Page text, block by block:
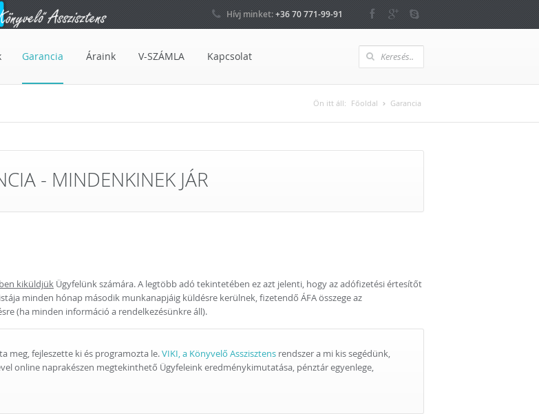
Hívj minket:+36 70 771-99-91
Garancia Áraink V-SZÁMLA Kapcsolat
Ön itt áll: Főoldal Garancia
- MINDENKINEK JÁR
kiküldjük Ügyfelünk számára. A legtöbb adó tekintetében ez azt jelenti, hogy az adófizetési értesítőt
minden hónap második munkanapjáig küldésre kerülnek, fizetendő ÁFA összege az
(ha minden információ a rendelkezésünkre áll).
meg, fejleszette ki és programozta le.VIKI, a Könyvelő Asszisztens rendszer a mi kis segédünk,
online naprakészen megtekinthető Ügyfeleink eredménykimutatása, pénztár egyenlege,